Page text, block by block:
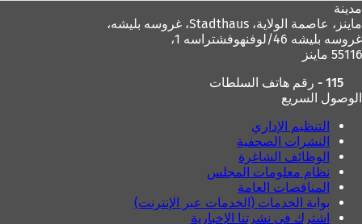
مدينة
ماينز، عاصمة الولاية،
غروسه بليشه 46/لوفنهوفشتراسه 1،
55116 ماينز
115 - رقم هاتف السلطات
الوصول السريع
التنظيم الإداري
النشرات الصحفية
الوظائف الشاغرة
نظام معلومات المجلس
المناقصات العامة
بوابة الخدمات (الخدمات عبر الإنترنت)
اشترك في نشرتنا الإخبارية